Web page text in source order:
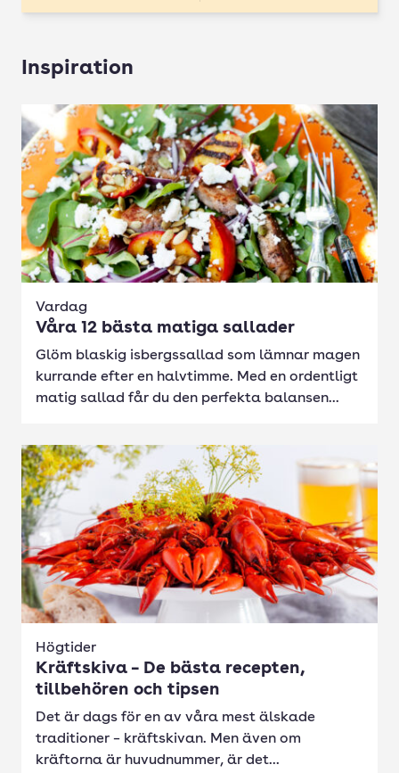
Inspiration
Vardag
Våra 12 bästa matiga sallader
Glöm blaskig isbergssallad som lämnar magen
kurrande efter en halvtimme. Med en ordentligt
matig sallad får du den perfekta balansen...
Högtider
Kräftskiva – De bästa recepten,
tillbehören och tipsen
Det är dags för en av våra mest älskade
traditioner – kräftskivan. Men även om
kräftorna är huvudnummer, är det...